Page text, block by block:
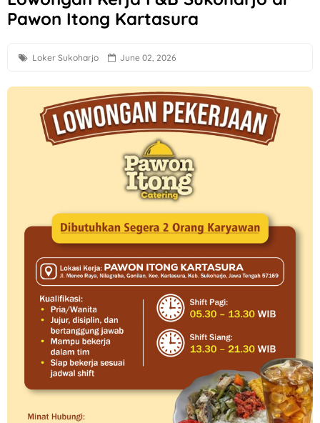
Lowongan Kerja Semarang Terbaru di Vespa Kharisma
Loker Klaten, Sukoharjo, Surakarta Posisi Field Collector
Loker Sukoharjo untuk 2 Posisi di Chery Solo Baru (PT
Lowongan Kerja Anak Panah Kopi Yogyakarta untuk 2 Posisi
Loker QC, PPIC, Operator Flexo di PT Quark Quality Pack
Lowongan Kerja Part Time Semarang di W3GG
Loker Human Resource & General Affairs di Plamongan
Loker Sleman di PT Bigga Damai Utama Bulan Agustus 2026
Loker Solo Raya Minimal Lulusan SMK di Niagara Kosmetik
Pawon Itong Kartasura
Loker Sukoharjo June 02, 2026